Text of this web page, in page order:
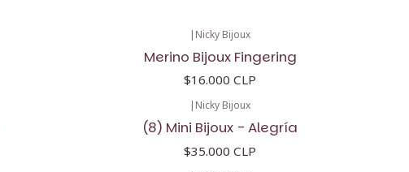
| Nicky Bijoux
Merino Bijoux Fingering
$16.000 CLP
| Nicky Bijoux
(8) Mini Bijoux - Alegría
$35.000 CLP